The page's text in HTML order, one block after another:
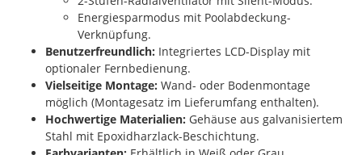
Energiesparmodus mit Poolabdeckung-
Verknüpfung.
Benutzerfreundlich: Integriertes LCD-Display mit
optionaler Fernbedienung.
Vielseitige Montage: Wand- oder Bodenmontage
möglich (Montagesatz im Lieferumfang enthalten).
Hochwertige Materialien: Gehäuse aus galvanisiertem
Stahl mit Epoxidharzlack-Beschichtung.